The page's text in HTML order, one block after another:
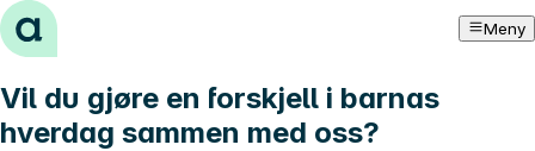
Hopp til innhold Meny
Vil du gjøre en forskjell i barnas
hverdag sammen med oss?